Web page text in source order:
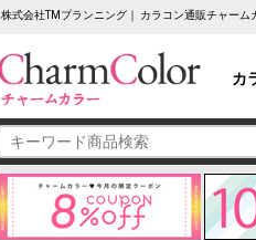
株式会社TMプランニング｜ カラコン通販チャーム
カ